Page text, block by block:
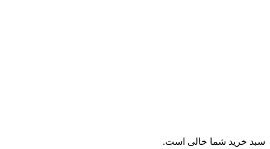
سبد خرید شما خالی است.